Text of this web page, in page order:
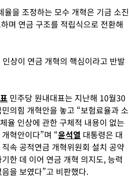
을 조정하는 모수 개혁은 기금 소진
며 연금 구조를 적립식으로 전환해
상이 연금 개혁의 핵심이라고 반발
민주당 원내대표는 지난해 10월30
민의힘 개혁안을 놓고 “보험료율과 소
율 인상에 관한 구체적 내용이 없는
혁안이다”며 “윤석열 대통령은 대
속 공적연금 개혁위원회 설치 공약
한 데 이어 연금 개혁 의지도, 능력
을 보였다”고 비판했다.